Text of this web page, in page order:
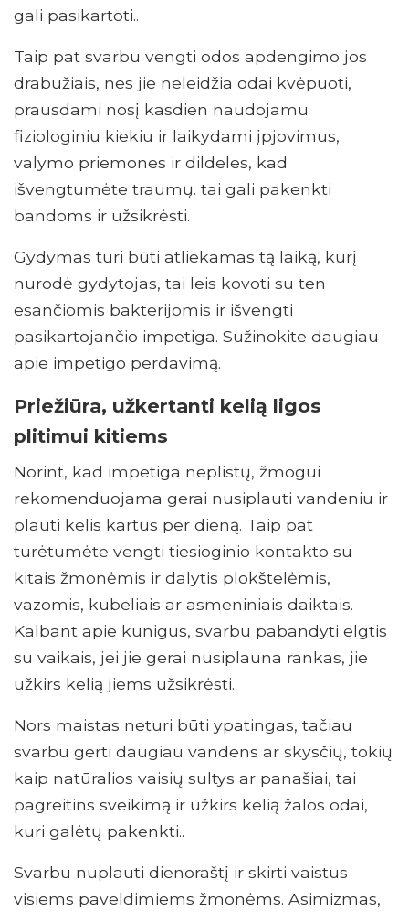
gali pasikartoti..
Taip pat svarbu vengti odos apdengimo jos
drabužiais, nes jie neleidžia odai kvėpuoti,
prausdami nosį kasdien naudojamu
fiziologiniu kiekiu ir laikydami įpjovimus,
valymo priemones ir dildeles, kad
išvengtumėte traumų. tai gali pakenkti
bandoms ir užsikrėsti.
Gydymas turi būti atliekamas tą laiką, kurį
nurodė gydytojas, tai leis kovoti su ten
esančiomis bakterijomis ir išvengti
pasikartojančio impetiga. Sužinokite daugiau
apie impetigo perdavimą.
Priežiūra, užkertanti kelią ligos
plitimui kitiems
Norint, kad impetiga neplistų, žmogui
rekomenduojama gerai nusiplauti vandeniu ir
plauti kelis kartus per dieną. Taip pat
turėtumėte vengti tiesioginio kontakto su
kitais žmonėmis ir dalytis plokštelėmis,
vazomis, kubeliais ar asmeniniais daiktais.
Kalbant apie kunigus, svarbu pabandyti elgtis
su vaikais, jei jie gerai nusiplauna rankas, jie
užkirs kelią jiems užsikrėsti.
Nors maistas neturi būti ypatingas, tačiau
svarbu gerti daugiau vandens ar skysčių, tokių
kaip natūralios vaisių sultys ar panašiai, tai
pagreitins sveikimą ir užkirs kelią žalos odai,
kuri galėtų pakenkti..
Svarbu nuplauti dienoraštį ir skirti vaistus
visiems paveldimiems žmonėms. Asimizmas,